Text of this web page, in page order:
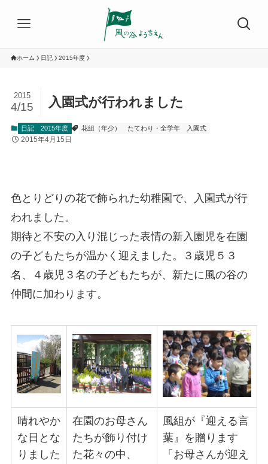
ホーム 日記 2015年度
入園式が行われました
2015
4/15
日記 2015年度 花組（年少） たてわり・全学年 入園式
2015年4月15日
色とりどりの花で飾られた幼稚園で、入園式が行
われました。
期待と不安の入り混じった表情の新入園児を在園
の子どもたちが温かく迎えました。３歳児５３
名、４歳児３名の子どもたちが、新たに風の谷の
仲間に加わります。
晴れやか
な日とな
りました
在園のお母さん
たちが飾り付け
た花々の中、
風組が『迎える言
葉』を贈ります
「お母さんが迎え